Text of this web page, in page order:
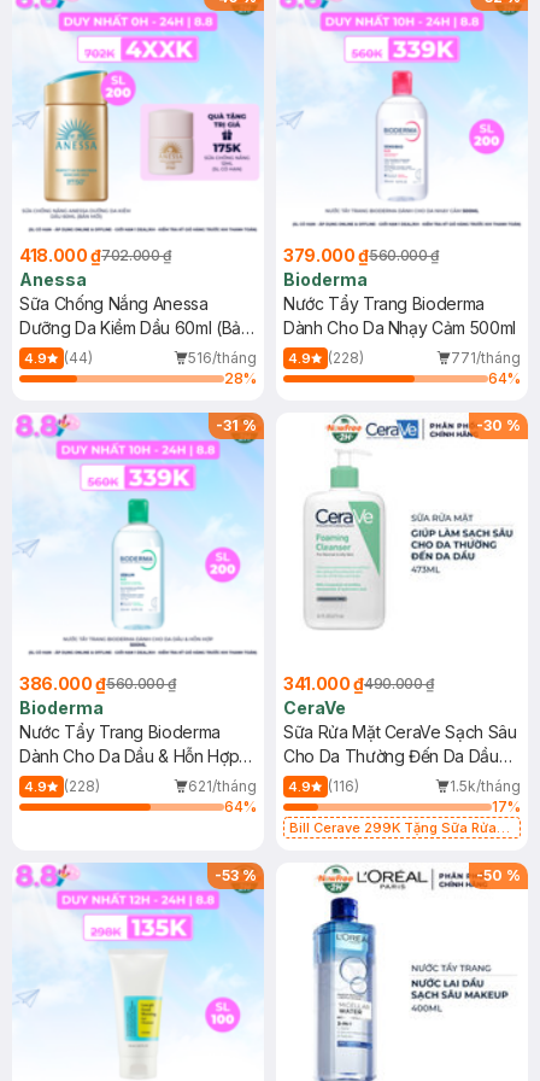
418.000 ₫702.000 ₫
Anessa
Sữa Chống Nắng Anessa
Dưỡng Da Kiềm Dầu 60ml (Bản
Mới)
4.9 (44)
516/tháng
28%
379.000 ₫560.000 ₫
Bioderma
Nước Tẩy Trang Bioderma
Dành Cho Da Nhạy Cảm 500ml
4.9 (228)
771/tháng
64%
-31%
386.000 ₫560.000 ₫
Bioderma
Nước Tẩy Trang Bioderma
Dành Cho Da Dầu & Hỗn Hợp
500ml
4.9 (228)
621/tháng
64%
-30 %
341.000 ₫490.000 ₫
CeraVe
Sữa Rửa Mặt CeraVe Sạch Sâu
Cho Da Thường Đến Da Dầu
473ml
4.9 (116)
1.5k/tháng
17%
Bill Cerave 299K Tặng Sữa Rửa
-53% -50 %